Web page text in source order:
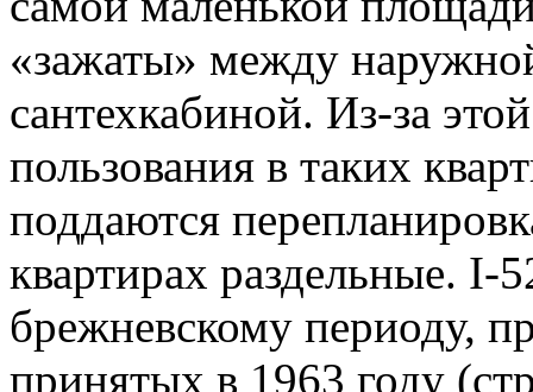
«зажаты» между
сантехкабиной. Из-за
пользования в таких
поддаются
квартирах раздельные. I-
брежневскому периоду,
принятых в 1963 году